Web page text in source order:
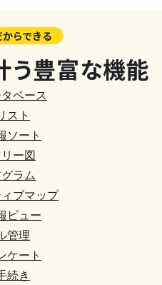
らできる
う豊富な機能
ベース
スト
ソート
ー図
ラム
ブマップ
ビュー
管理
ケート
続き